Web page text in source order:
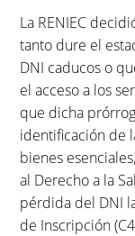
La RENIEC
tanto dure el
DNI caducos o
el acceso a los
que dicha
identificación de
bienes
al Derecho a la
pérdida del DNI
de Inscripción